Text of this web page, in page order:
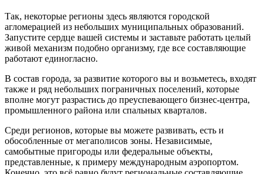
Так, некоторые регионы здесь являются городской
агломерацией из небольших муниципальных образований.
Запустите сердце вашей системы и заставьте работать целый
живой механизм подобно организму, где все составляющие
работают единогласно.
В состав города, за развитие которого вы и возьметесь, входят
также и ряд небольших пограничных поселений, которые
вполне могут разрастись до преуспевающего бизнес-центра,
промышленного района или спальных кварталов.
Среди регионов, которые вы можете развивать, есть и
обособленные от мегаполисов зоны. Независимые,
самобытные пригороды или федеральные объекты,
представленные, к примеру международным аэропортом.